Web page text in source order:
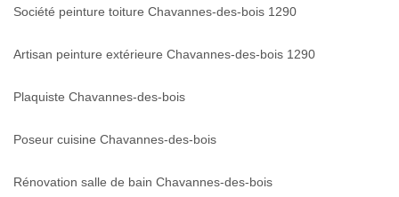
Société peinture toiture Chavannes-des-bois 1290
Artisan peinture extérieure Chavannes-des-bois 1290
Plaquiste Chavannes-des-bois
Poseur cuisine Chavannes-des-bois
Rénovation salle de bain Chavannes-des-bois